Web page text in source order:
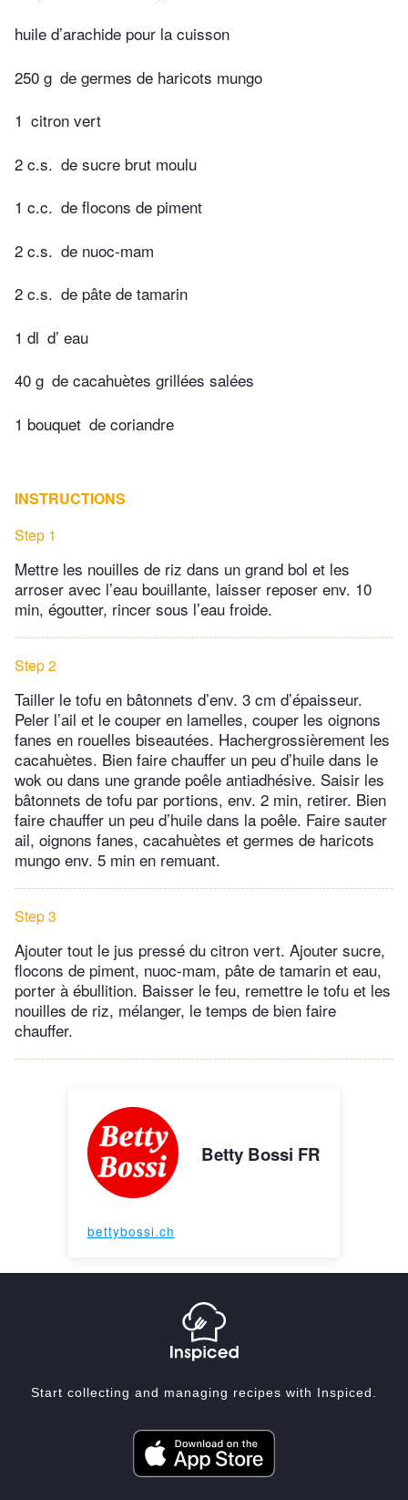
huile d’arachide pour la cuisson
250 g de germes de haricots mungo
1 citron vert
2 c.s. de sucre brut moulu
1 c.c. de flocons de piment
2 c.s. de nuoc-mam
2 c.s. de pâte de tamarin
1 dl d’ eau
40 g de cacahuètes grillées salées
1 bouquet de coriandre
INSTRUCTIONS
Step 1
Mettre les nouilles de riz dans un grand bol et les
arroser avec l’eau bouillante, laisser reposer env. 10
min, égoutter, rincer sous l’eau froide.
Step 2
Tailler le tofu en bâtonnets d’env. 3 cm d’épaisseur.
Peler l’ail et le couper en lamelles, couper les oignons
fanes en rouelles biseautées. Hachergrossièrement les
cacahuètes. Bien faire chauffer un peu d’huile dans le
wok ou dans une grande poêle antiadhésive. Saisir les
bâtonnets de tofu par portions, env. 2 min, retirer. Bien
faire chauffer un peu d’huile dans la poêle. Faire sauter
ail, oignons fanes, cacahuètes et germes de haricots
mungo env. 5 min en remuant.
Step 3
Ajouter tout le jus pressé du citron vert. Ajouter sucre,
flocons de piment, nuoc-mam, pâte de tamarin et eau,
porter à ébullition. Baisser le feu, remettre le tofu et les
nouilles de riz, mélanger, le temps de bien faire
chauffer.
Betty Bossi FR
bettybossi.ch
Start collecting and managing recipes with Inspiced.